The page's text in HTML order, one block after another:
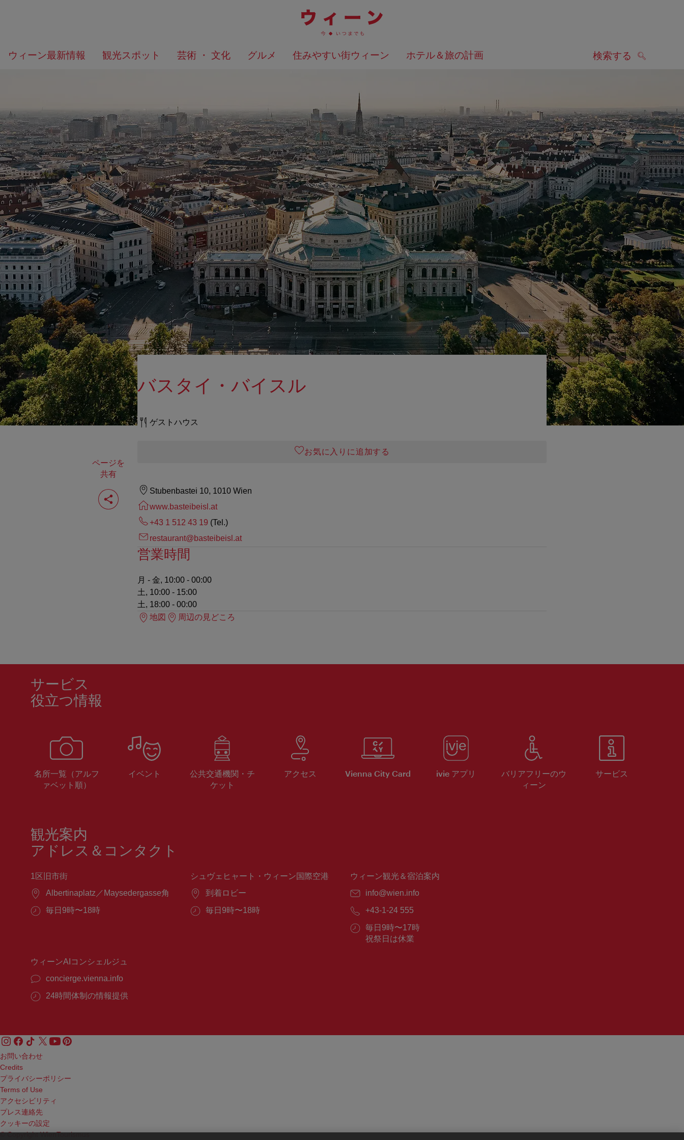
ニ
の
ッ
プ
へ
ウィーン最新情報 観光スポット 芸術 ・ 文化 グルメ 住みやすい街ウィーン ホテル＆旅の計画 検索する
何
を
か？
ページを
共有
ペ
ー
ジ
バスタイ・バイスル
ゲストハウス
お気に入りに追加する
Stubenbastei 10, 1010 Wien
www.basteibeisl.at
+43 1 512 43 19 (Tel.)
restaurant@basteibeisl.at
営業時間
月 - 金, 10:00 - 00:00
土, 10:00 - 15:00
土, 18:00 - 00:00
地図
周辺の見どころ
サービス
役立つ情報
名所一覧（アルフ
ァベット順）
イベント
公共交通機関・チ
ケット
アクセス Vienna City Card ivie アプリ
バリアフリーのウ
ィーン
サービス
観光案内
アドレス＆コンタクト
1区旧市街
場
Albertinaplatz／Maysedergasse角
営
毎日9時〜18時
シュヴェヒャート・ウィーン国際空港
場
到着ロビー
営
毎日9時〜18時
ウィーン観光＆宿泊案内
E
ー
ル：
info@wien.info
電
番
号：
+43-1-24 555
営
業
毎日9時〜17時
祝祭日は休業
ウィーンAIコンシェルジュ
concierge.vienna.info
24時間体制の情報提供
お問い合わせ
Credits
プライバシーポリシー
Terms of Use
アクセシビリティ
プレス連絡先
クッキーの設定
© Copyright WienTourismus